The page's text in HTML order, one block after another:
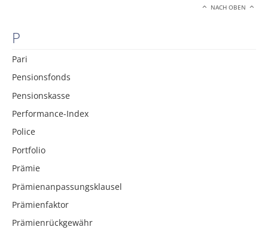
NACH OBEN
P
Pari
Pensionsfonds
Pensionskasse
Performance-Index
Police
Portfolio
Prämie
Prämienanpassungsklausel
Prämienfaktor
Prämienrückgewähr